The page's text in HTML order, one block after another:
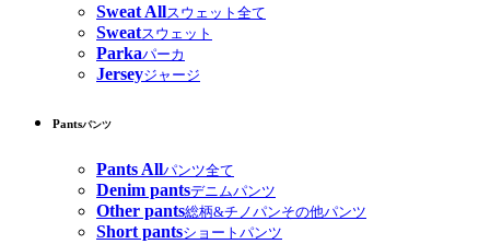
Sweat Allスウェット全て
Sweatスウェット
Parkaパーカ
Jerseyジャージ
Pantsパンツ
Pants Allパンツ全て
Denim pantsデニムパンツ
Other pants総柄&チノパンその他パンツ
Short pantsショートパンツ